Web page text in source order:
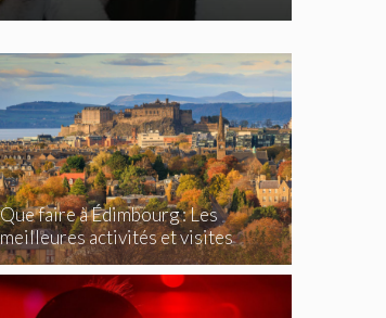
Que faire à Édimbourg : Les
meilleures activités et visites
incontournables